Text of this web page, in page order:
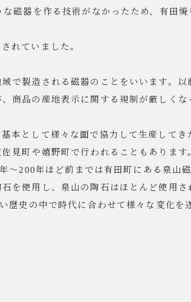
磁器を作る技術がなかったため、有田
れていました。
で製造される磁器のことをいいます。
商品の産地表示に関する規制が厳しく
本として様々な面で協力して生産して
見町や嬉野町で行われることもあります
～200年ほど前までは有田町にある泉山
を使用し、泉山の陶石はほとんど使用さ
歴史の中で時代に合わせて様々な変化を